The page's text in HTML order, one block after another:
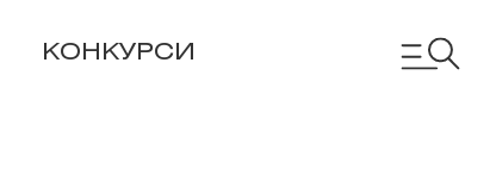
КОНКУРСИ